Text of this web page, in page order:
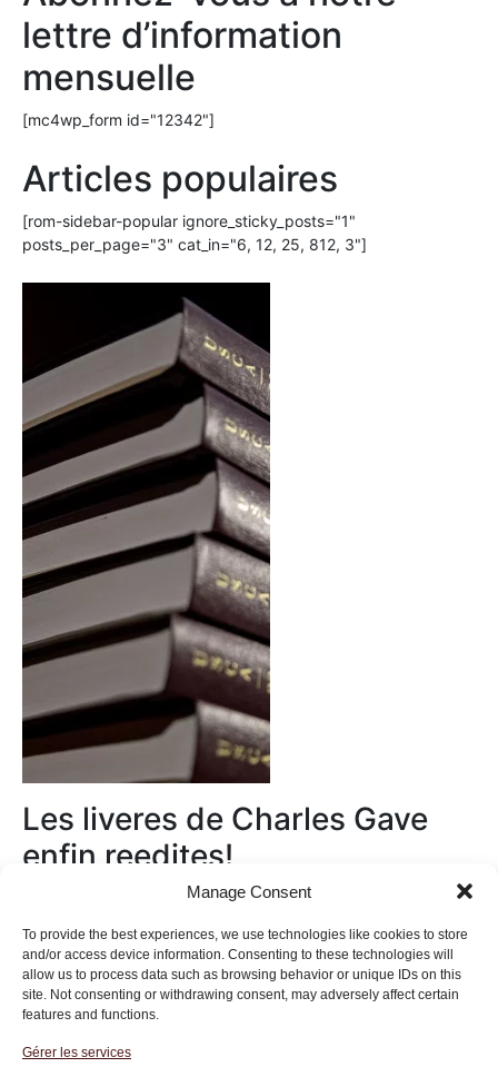
Manage Consent
To provide the best experiences, we use technologies like cookies to store
and/or access device information. Consenting to these technologies will
allow us to process data such as browsing behavior or unique IDs on this
site. Not consenting or withdrawing consent, may adversely affect certain
features and functions.
Gérer les services
lettre d’information
mensuelle
[mc4wp_form id="12342"]
Articles populaires
[rom-sidebar-popular ignore_sticky_posts="1"
posts_per_page="3" cat_in="6, 12, 25, 812, 3"]
Les liveres de Charles Gave
enfin reedites!